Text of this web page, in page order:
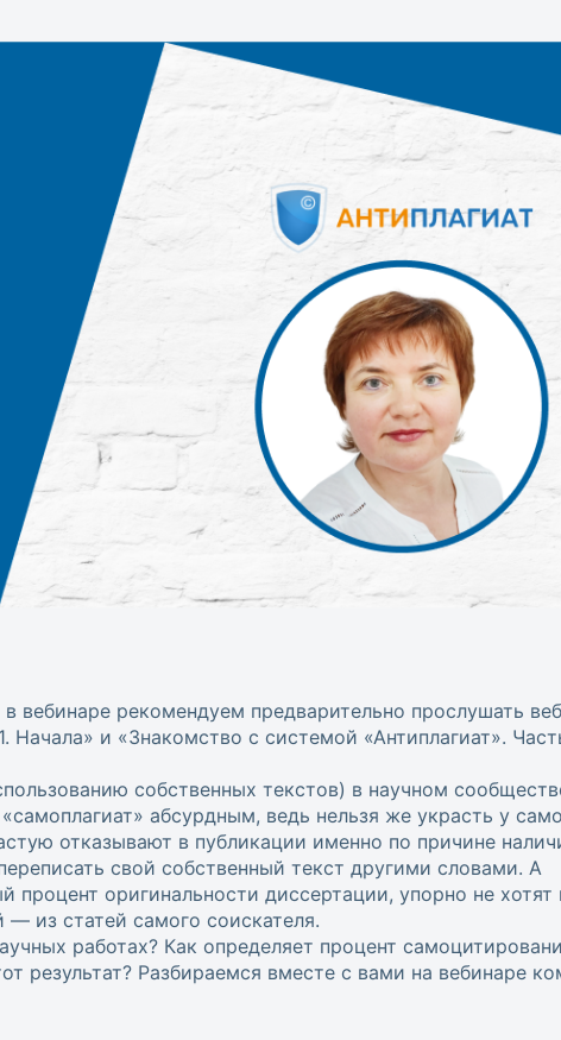
вебинаре рекомендуем предварительно прослушать
Начала» и «Знакомство с системой «Антиплагиат».
собственных текстов) в научном
абсурдным, ведь нельзя же украсть у
отказывают в публикации именно по причине
свой собственный текст другими словами. А
оригинальности диссертации, упорно не хотят
из статей самого соискателя.
работах? Как определяет процент
результат? Разбираемся вместе с вами на вебинаре